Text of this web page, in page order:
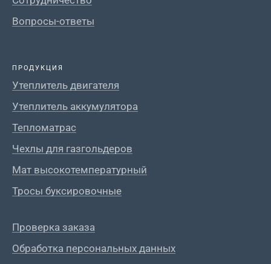
Вопросы-ответы
ПРОДУКЦИЯ
Утеплитель двигателя
Утеплитель аккумулятора
Тепломатрас
Чехлы для газгольдеров
Мат высокотемпературный
Тросы буксировочные
Проверка заказа
Обработка персональных данных